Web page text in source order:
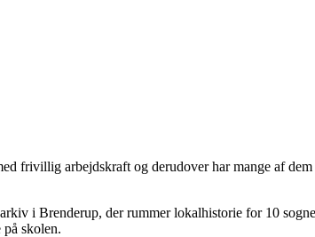
frivillig arbejdskraft og derudover har mange af
i Brenderup, der rummer lokalhistorie for 10
skolen.